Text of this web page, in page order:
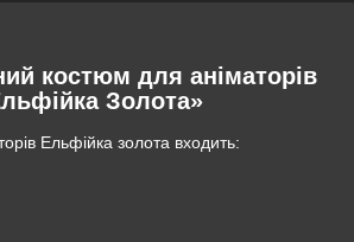
костюм для аніматорів
Золота»
Ельфійка золота входить: